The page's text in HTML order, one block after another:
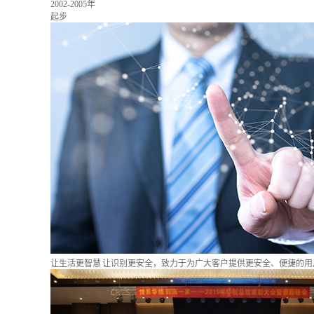
2002-2005年
起步
让生活更智慧 让识别更安全，致力于为广大客户提供更安全、便捷的